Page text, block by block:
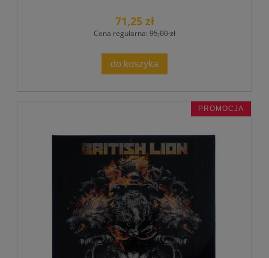
71,25 zł
Cena regularna: 95,00 zł
do koszyka
PROMOCJA